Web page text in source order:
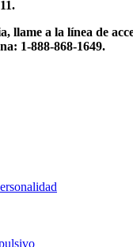
llame a la línea de
1-888-868-1649.